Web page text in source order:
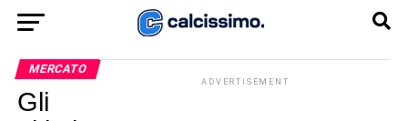
MERCATO
Gli
ADVERTISEMENT